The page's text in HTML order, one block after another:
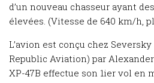
d’un nouveau chasseur ayant
élevées. (Vitesse de 640 km/h,
L’avion est conçu chez
Republic Aviation) par
XP-47B effectue son 1ier vol en